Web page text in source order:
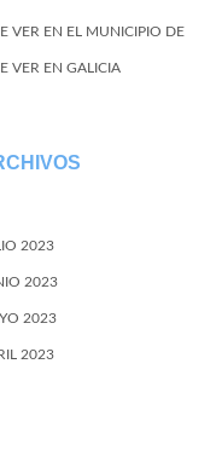
VER EN EL MUNICIPIO DE
VER EN GALICIA
2023
2023
2023
2023